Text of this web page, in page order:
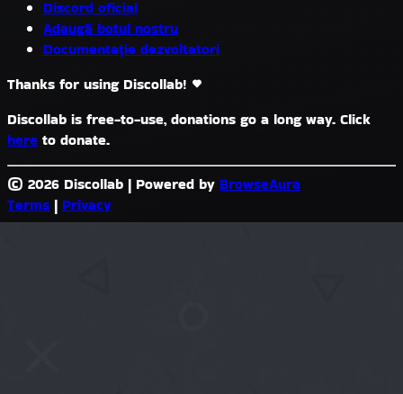
Discord oficial
Adaugă botul nostru
Documentație dezvoltatori
Thanks for using Discollab!
Discollab is free-to-use, donations go a long way. Click
here to donate.
© 2026 Discollab | Powered by BrowseAura
Terms | Privacy